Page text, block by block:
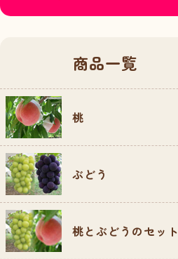
商品一覧
桃
ぶどう
桃とぶどうのセット